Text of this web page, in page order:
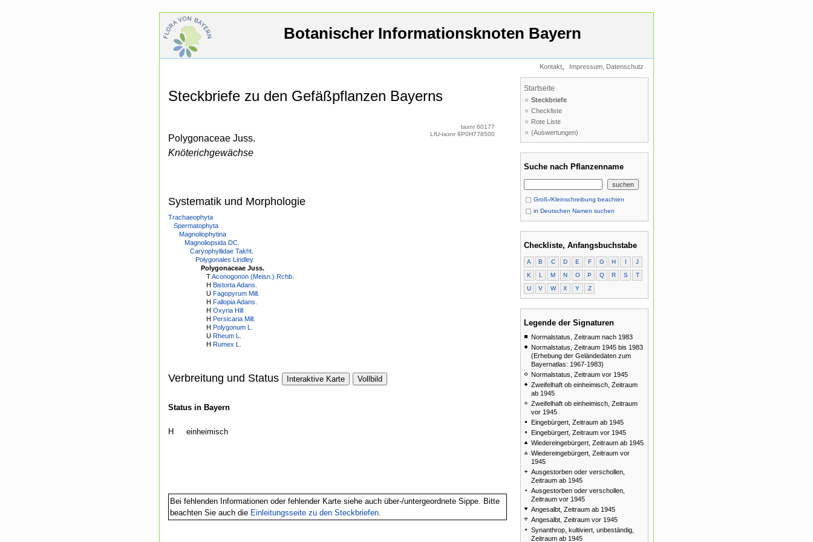
Botanischer Informationsknoten Bayern
Kontakt, Impressum, Datenschutz
Steckbriefe zu den Gefäßpflanzen Bayerns
Polygonaceae Juss.
Knöterichgewächse
taxnr 60177
LfU-taxnr 9P0H778500
Systematik und Morphologie
Trachaeophyta
Spermatophyta
Magnoliophytina
Magnoliopsida DC.
Caryophyllidae Takht.
Polygonales Lindley
Polygonaceae Juss.
TAconogonon (Meisn.) Rchb.
H Bistorta Adans.
U Fagopyrum Mill.
H Fallopia Adans.
H Oxyria Hill
H Persicaria Mill.
H Polygonum L.
U Rheum L.
H Rumex L.
Verbreitung und Status Interaktive Karte Vollbild
Status in Bayern
H einheimisch
Bei fehlenden Informationen oder fehlender Karte siehe auch über-/untergeordnete Sippe. Bitte
beachten Sie auch die Einleitungsseite zu den Steckbriefen.
Startseite
Steckbriefe
Checkliste
Rote Liste
(Auswertungen)
Suche nach Pflanzenname
Groß-/Kleinschreibung beachten
in Deutschen Namen suchen
Checkliste, Anfangsbuchstabe
A B C D E F G H I
J
K
L M N O P Q R S
T
U
V W X Y Z
Legende der Signaturen
Normalstatus, Zeitraum nach 1983
Normalstatus, Zeitraum 1945 bis 1983
(Erhebung der Geländedaten zum
Bayernatlas: 1967-1983)
Normalstatus, Zeitraum vor 1945
Zweifelhaft ob einheimisch, Zeitraum
ab 1945
Zweifelhaft ob einheimisch, Zeitraum
vor 1945
Eingebürgert, Zeitraum ab 1945
Eingebürgert, Zeitraum vor 1945
Wiedereingebürgert, Zeitraum ab 1945
Wiedereingebürgert, Zeitraum vor
1945
Ausgestorben oder verschollen,
Zeitraum ab 1945
Ausgestorben oder verschollen,
Zeitraum vor 1945
Angesalbt, Zeitraum ab 1945
Angesalbt, Zeitraum vor 1945
Synanthrop, kultiviert, unbeständig,
Zeitraum ab 1945